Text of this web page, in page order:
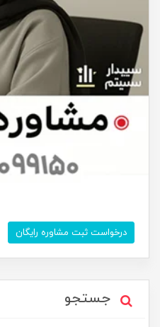
درخواست ثبت مشاوره رایگان
جستجو